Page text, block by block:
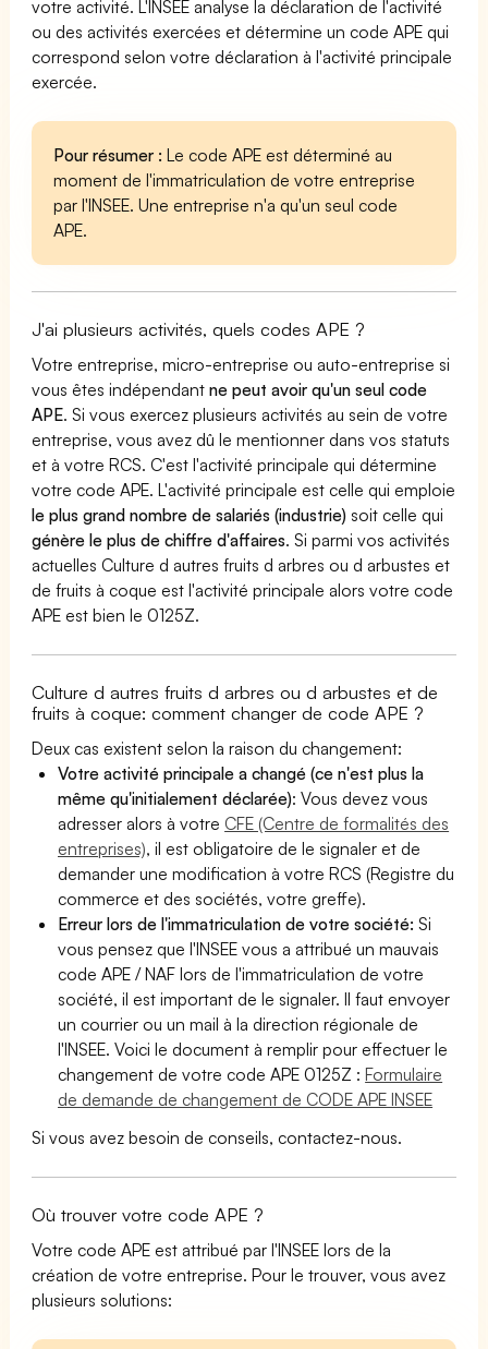
votre activité. L'INSEE analyse la déclaration de l'activité
ou des activités exercées et détermine un code APE qui
correspond selon votre déclaration à l'activité principale
exercée.
Pour résumer : Le code APE est déterminé au
moment de l'immatriculation de votre entreprise
par l'INSEE. Une entreprise n'a qu'un seul code
APE.
J'ai plusieurs activités, quels codes APE ?
Votre entreprise, micro-entreprise ou auto-entreprise si
vous êtes indépendantne peut avoir qu'un seul code
APE. Si vous exercez plusieurs activités au sein de votre
entreprise, vous avez dû le mentionner dans vos statuts
et à votre RCS. C'est l'activité principale qui détermine
votre code APE. L'activité principale est celle qui emploie
le plus grand nombre de salariés (industrie) soit celle qui
génère le plus de chiffre d'affaires. Si parmi vos activités
actuelles Culture d autres fruits d arbres ou d arbustes et
de fruits à coque est l'activité principale alors votre code
APE est bien le 0125Z.
Culture d autres fruits d arbres ou d arbustes et de
fruits à coque: comment changer de code APE ?
Deux cas existent selon la raison du changement:
Votre activité principale a changé (ce n'est plus la
même qu'initialement déclarée): Vous devez vous
adresser alors à votre CFE (Centre de formalités des
entreprises), il est obligatoire de le signaler et de
demander une modification à votre RCS (Registre du
commerce et des sociétés, votre greffe).
Erreur lors de l'immatriculation de votre société:Si
vous pensez que l'INSEE vous a attribué un mauvais
code APE / NAF lors de l'immatriculation de votre
société, il est important de le signaler. Il faut envoyer
un courrier ou un mail à la direction régionale de
l'INSEE. Voici le document à remplir pour effectuer le
changement de votre code APE 0125Z :Formulaire
de demande de changement de CODE APE INSEE
Si vous avez besoin de conseils, contactez-nous.
Où trouver votre code APE ?
Votre code APE est attribué par l'INSEE lors de la
création de votre entreprise. Pour le trouver, vous avez
plusieurs solutions: